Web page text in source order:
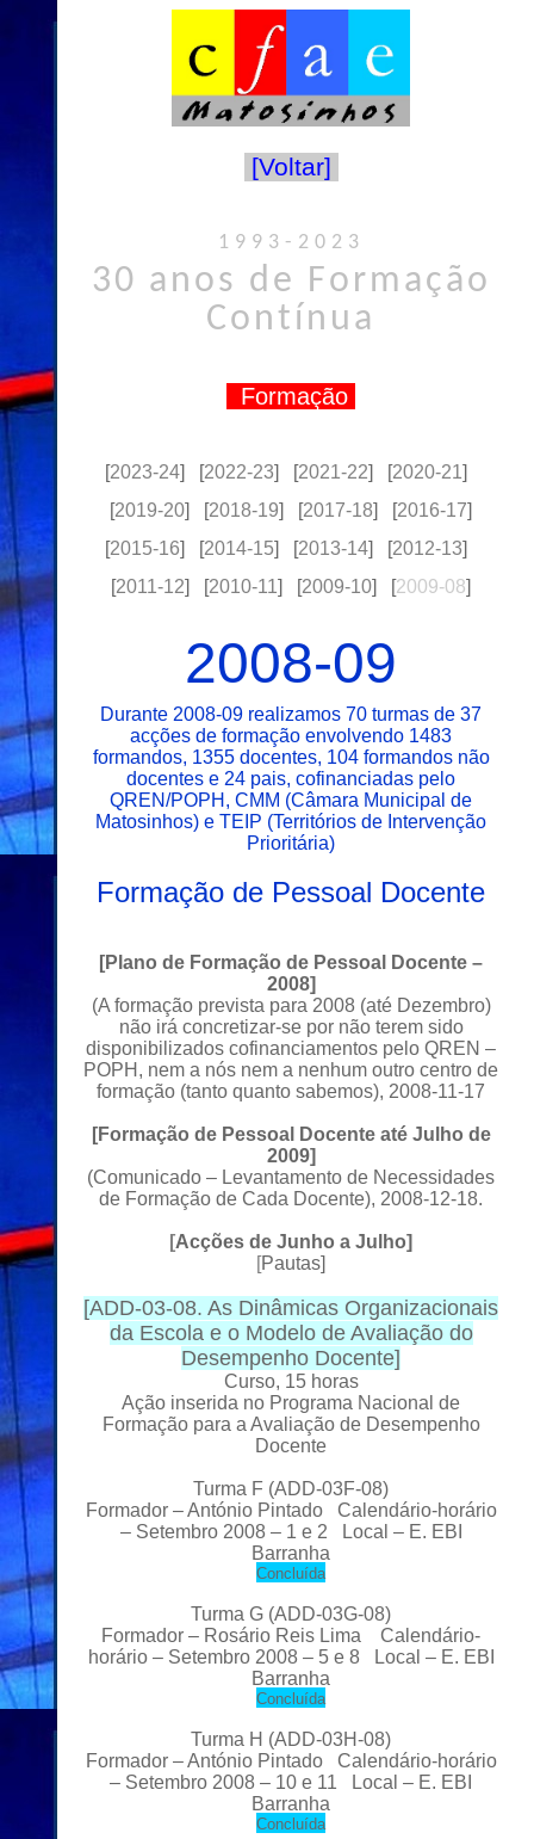
[Voltar]
1993-2023
30 anos de Formação
Contínua
Formação
[2023-24] [2022-23] [2021-22] [2020-21]
[2019-20] [2018-19] [2017-18] [2016-17]
[2015-16] [2014-15] [2013-14] [2012-13]
[2011-12] [2010-11] [2009-10] [2009-08]
2008-09
Durante 2008-09 realizamos 70 turmas de 37
acções de formação envolvendo 1483
formandos, 1355 docentes, 104 formandos não
docentes e 24 pais, cofinanciadas pelo
QREN/POPH, CMM (Câmara Municipal de
Matosinhos) e TEIP (Territórios de Intervenção
Prioritária)
Formação de Pessoal Docente
[Plano de Formação de Pessoal Docente –
2008]
(A formação prevista para 2008 (até Dezembro)
não irá concretizar-se por não terem sido
disponibilizados cofinanciamentos pelo QREN –
POPH, nem a nós nem a nenhum outro centro de
formação (tanto quanto sabemos), 2008-11-17
[Formação de Pessoal Docente até Julho de
2009]
(Comunicado – Levantamento de Necessidades
de Formação de Cada Docente), 2008-12-18.
[Acções de Junho a Julho]
[Pautas]
[ADD-03-08. As Dinâmicas Organizacionais
da Escola e o Modelo de Avaliação do
Desempenho Docente]
Curso, 15 horas
Ação inserida no Programa Nacional de
Formação para a Avaliação de Desempenho
Docente
Turma F (ADD-03F-08)
Formador – António Pintado Calendário-horário
– Setembro 2008 – 1 e 2 Local – E. EBI
Barranha
Concluída
Turma G (ADD-03G-08)
Formador – Rosário Reis Lima Calendário-
horário – Setembro 2008 – 5 e 8 Local – E. EBI
Barranha
Concluída
Turma H (ADD-03H-08)
Formador – António Pintado Calendário-horário
– Setembro 2008 – 10 e 11 Local – E. EBI
Barranha
Concluída